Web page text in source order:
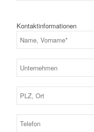
Kontaktinformationen